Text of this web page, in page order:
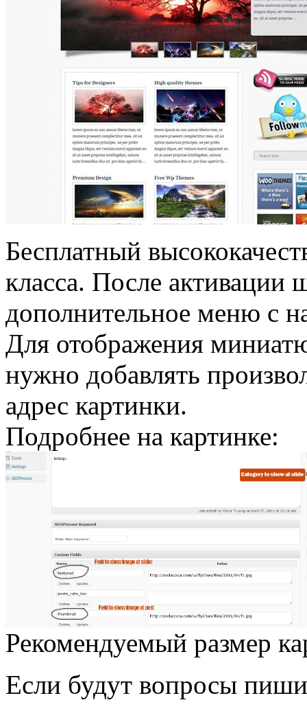
Бесплатный
класса. После активации
дополнительное меню с
Для отображения
нужно добавлять
адрес картинки.
Подробнее на картинке:
Рекомендуемый размер
Если будут вопросы